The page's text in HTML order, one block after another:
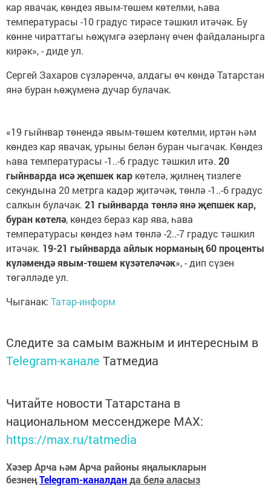
кар явачак, көндез явым-төшем көтелми, һава
температурасы -10 градус тирәсе тәшкил итәчәк. Бу
көнне чираттагы һөҗүмгә әзерләнү өчен файдаланырга
кирәк», - диде ул.
Сергей Захаров сүзләренчә, алдагы өч көндә Татарстан
янә буран һөҗүменә дучар булачак.
«19 гыйнвар төнендә явым-төшем көтелми, иртән һәм
көндез кар явачак, урыны белән буран чыгачак. Көндез
һава температурасы -1..-6 градус тәшкил итә. 20
гыйнварда исә җепшек кар көтелә, җилнең тизлеге
секундына 20 метрга кадәр җитәчәк, төнлә -1..-6 градус
салкын булачак. 21 гыйнварда төнлә янә җепшек кар,
буран көтелә, көндез бераз кар ява, һава
температурасы көндез һәм төнлә -2..-7 градус тәшкил
итәчәк. 19-21 гыйнварда айлык норманың 60 проценты
күләмендә явым-төшем күзәтеләчәк», - дип сүзен
төгәлләде ул.
Чыганак: Татар-информ
Следите за самым важным и интересным в
Telegram-канале Татмедиа
Читайте новости Татарстана в
национальном мессенджере MАХ:
https://max.ru/tatmedia
Хәзер Арча һәм Арча районы яңалыкларын
безнеңTelegram-каналданда белә аласыз